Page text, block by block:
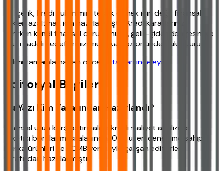
Bu içerik, kredi kullanımını teşvik etmek için değil; finansal
riskleri azaltmak için hazırlanmıştır. Kredi kararlarınızı
verirken kendi finansal durumunuzu, gelir-gider dengesini ve
uzun vadeli hedeflerinizi mutlaka göz önünde bulundurun.
Adımı tamamlamadan önce
detayları inceleyin
Editoryal Bilgiler
Bu Yazı Kim Tarafından Hazırlandı?
Finansal ürün karşılaştırmaları, kredi maliyet analizi ve
tüketici borçlanması alanında 10 yıl üzeri deneyime sahip,
banka ürünleri ve TCMB verileriyle çalışan editörler
tarafından hazırlanmıştır.